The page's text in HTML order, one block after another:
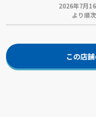
2026年7月16
より順
この店